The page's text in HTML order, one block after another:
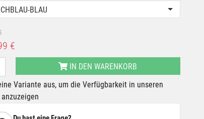
BLAU
€
IN DEN WARENKORB
Variante aus, um die Verfügbarkeit in unseren